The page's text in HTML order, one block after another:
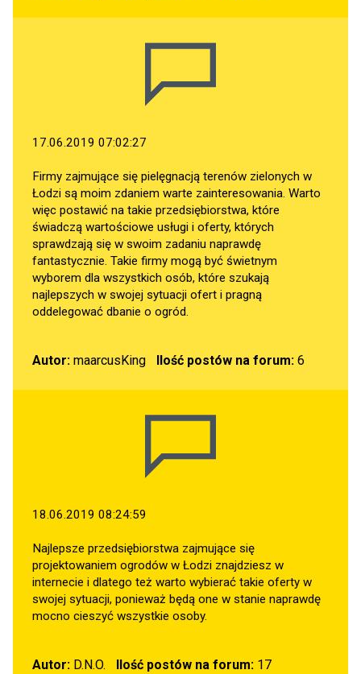
17.06.2019 07:02:27
Firmy zajmujące się pielęgnacją terenów zielonych w
Łodzi są moim zdaniem warte zainteresowania. Warto
więc postawić na takie przedsiębiorstwa, które
świadczą wartościowe usługi i oferty, których
sprawdzają się w swoim zadaniu naprawdę
fantastycznie. Takie firmy mogą być świetnym
wyborem dla wszystkich osób, które szukają
najlepszych w swojej sytuacji ofert i pragną
oddelegować dbanie o ogród.
Autor: maarcusKing Ilość postów na forum:6
18.06.2019 08:24:59
Najlepsze przedsiębiorstwa zajmujące się
projektowaniem ogrodów w Łodzi znajdziesz w
internecie i dlatego też warto wybierać takie oferty w
swojej sytuacji, ponieważ będą one w stanie naprawdę
mocno cieszyć wszystkie osoby.
Autor: D.N.O. Ilość postów na forum:17